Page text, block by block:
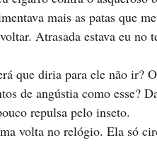
mais as patas que
Atrasada estava eu no
que diria para ele não ir?
de angústia como esse?
repulsa pelo inseto.
volta no relógio. Ela só